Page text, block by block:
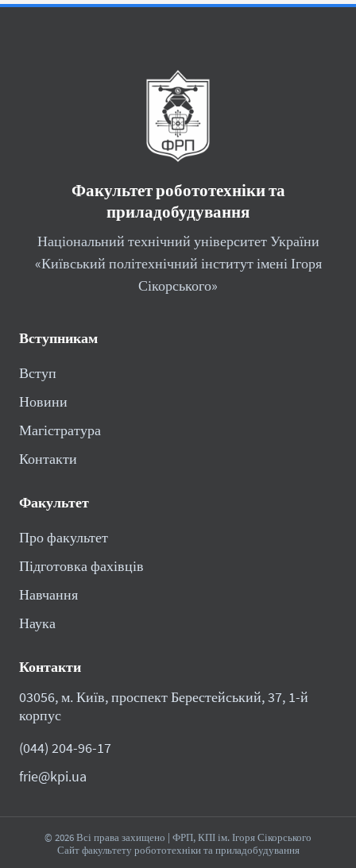
Факультет робототехніки та
приладобудування
Національний технічний університет України
«Київський політехнічний інститут імені Ігоря
Сікорського»
Вступникам
Вступ
Новини
Магістратура
Контакти
Факультет
Про факультет
Підготовка фахівців
Навчання
Наука
Контакти
03056, м. Київ, проспект Берестейський, 37, 1-й
корпус
(044) 204-96-17
frie@kpi.ua
© 2026 Всі права захищено | ФРП, КПІ ім. Ігоря Сікорського
Сайт факультету робототехніки та приладобудування